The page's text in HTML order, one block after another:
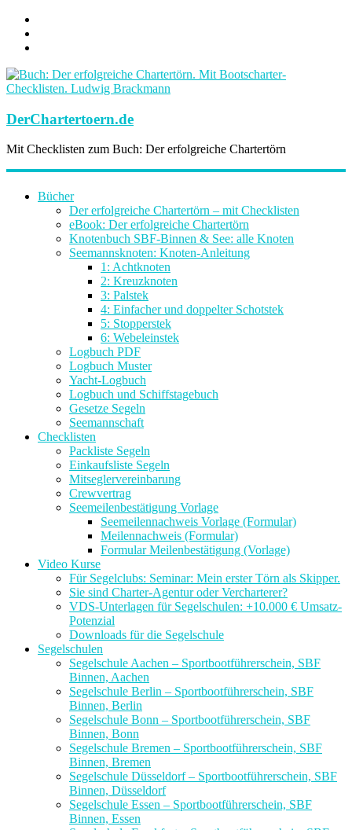
DerChartertoern.de
Mit Checklisten zum Buch: Der erfolgreiche Chartertörn
Bücher
Der erfolgreiche Chartertörn – mit Checklisten
eBook: Der erfolgreiche Chartertörn
Knotenbuch SBF-Binnen & See: alle Knoten
Seemannsknoten: Knoten-Anleitung
1: Achtknoten
2: Kreuzknoten
3: Palstek
4: Einfacher und doppelter Schotstek
5: Stopperstek
6: Webeleinstek
Logbuch PDF
Logbuch Muster
Yacht-Logbuch
Logbuch und Schiffstagebuch
Gesetze Segeln
Seemannschaft
Checklisten
Packliste Segeln
Einkaufsliste Segeln
Mitseglervereinbarung
Crewvertrag
Seemeilenbestätigung Vorlage
Seemeilennachweis Vorlage (Formular)
Meilennachweis (Formular)
Formular Meilenbestätigung (Vorlage)
Video Kurse
Für Segelclubs: Seminar: Mein erster Törn als Skipper.
Sie sind Charter-Agentur oder Vercharterer?
VDS-Unterlagen für Segelschulen: +10.000 € Umsatz-
Potenzial
Downloads für die Segelschule
Segelschulen
Segelschule Aachen – Sportbootführerschein, SBF
Binnen, Aachen
Segelschule Berlin – Sportbootführerschein, SBF
Binnen, Berlin
Segelschule Bonn – Sportbootführerschein, SBF
Binnen, Bonn
Segelschule Bremen – Sportbootführerschein, SBF
Binnen, Bremen
Segelschule Düsseldorf – Sportbootführerschein, SBF
Binnen, Düsseldorf
Segelschule Essen – Sportbootführerschein, SBF
Binnen, Essen